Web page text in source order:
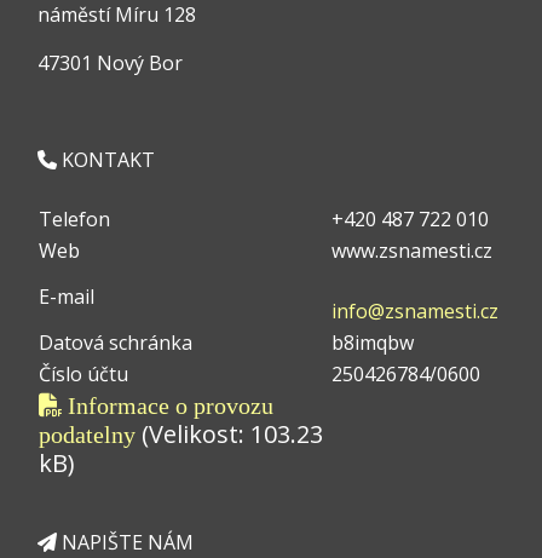
náměstí Míru 128
47301 Nový Bor
KONTAKT
Telefon
+420 487 722 010
Web
www.zsnamesti.cz
E-mail
info@zsnamesti.cz
Datová schránka
b8imqbw
Číslo účtu
250426784/0600
Informace o provozu
podatelny (Velikost: 103.23
kB)
NAPIŠTE NÁM